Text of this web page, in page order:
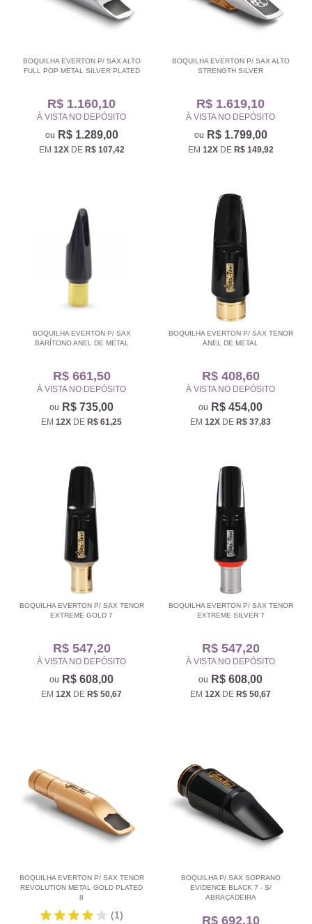
BOQUILHA EVERTON P/ SAX ALTO
FULL POP METAL SILVER PLATED
R$ 1.160,10
À VISTA NO DEPÓSITO
R$ 1.289,00
EM 12XDE R$ 107,42
BOQUILHA EVERTON P/ SAX ALTO
STRENGTH SILVER
R$ 1.619,10
À VISTA NO DEPÓSITO
R$ 1.799,00
EM 12XDE R$ 149,92
BOQUILHA EVERTON P/ SAX
BARÍTONO ANEL DE METAL
R$ 661,50
À VISTA NO DEPÓSITO
R$ 735,00
EM 12X DE R$ 61,25
BOQUILHA EVERTON P/ SAX TENOR
ANEL DE METAL
R$ 408,60
À VISTA NO DEPÓSITO
R$ 454,00
EM 12X DE R$ 37,83
BOQUILHA EVERTON P/ SAX TENOR
EXTREME GOLD 7
R$ 547,20
À VISTA NO DEPÓSITO
R$ 608,00
EM 12X DE R$ 50,67
BOQUILHA EVERTON P/ SAX TENOR
EXTREME SILVER 7
R$ 547,20
À VISTA NO DEPÓSITO
R$ 608,00
EM 12X DE R$ 50,67
BOQUILHA EVERTON P/ SAX TENOR
REVOLUTION METAL GOLD PLATED
8
(1)
BOQUILHA P/ SAX SOPRANO
EVIDENCE BLACK 7 - S/
ABRAÇADEIRA
R$ 692,10